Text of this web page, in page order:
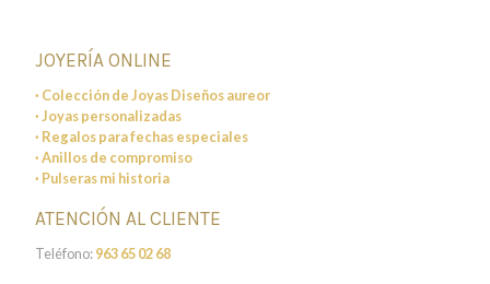
JOYERÍA ONLINE
· Colección de Joyas Diseños aureor
· Joyas personalizadas
· Regalos para fechas especiales
· Anillos de compromiso
· Pulseras mi historia
ATENCIÓN AL CLIENTE
Teléfono:963 65 02 68